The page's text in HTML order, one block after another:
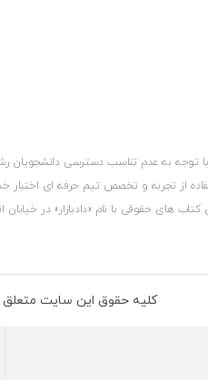
توجه به عدم تناسب دسترسی دانشجویان
از تجربه و تخصص تیم حرفه ای
های حقوقی با نام «دادبازار» در خیابان
وزارت صنعت، معدن و تجارت، نشان
تلفیق آن با شناخت کامل نیازهای جامعه
کلیه حقوق این سایت متعلق